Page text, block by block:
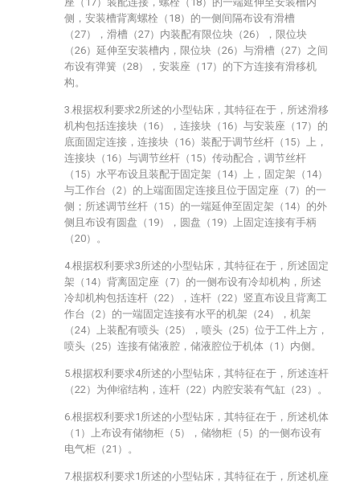
侧，安装槽背离螺栓（18）的一侧间隔布设有滑槽
（27），滑槽（27）内装配有限位块（26），限位块
（26）延伸至安装槽内，限位块（26）与滑槽（27）之间
布设有弹簧（28），安装座（17）的下方连接有滑移机
构。
3.根据权利要求2所述的小型钻床，其特征在于，所述滑移
机构包括连接块（16），连接块（16）与安装座（17）的
底面固定连接，连接块（16）装配于调节丝杆（15）上，
连接块（16）与调节丝杆（15）传动配合，调节丝杆
（15）水平布设且装配于固定架（14）上，固定架（14）
与工作台（2）的上端面固定连接且位于固定座（7）的一
侧；所述调节丝杆（15）的一端延伸至固定架（14）的外
侧且布设有圆盘（19），圆盘（19）上固定连接有手柄
（20）。
4.根据权利要求3所述的小型钻床，其特征在于，所述固定
架（14）背离固定座（7）的一侧布设有冷却机构，所述
冷却机构包括连杆（22），连杆（22）竖直布设且背离工
作台（2）的一端固定连接有水平的机架（24），机架
（24）上装配有喷头（25），喷头（25）位于工件上方，
喷头（25）连接有储液腔，储液腔位于机体（1）内侧。
5.根据权利要求4所述的小型钻床，其特征在于，所述连杆
（22）为伸缩结构，连杆（22）内腔安装有气缸（23）。
6.根据权利要求1所述的小型钻床，其特征在于，所述机体
（1）上布设有储物柜（5），储物柜（5）的一侧布设有
电气柜（21）。
7.根据权利要求1所述的小型钻床，其特征在于，所述机座